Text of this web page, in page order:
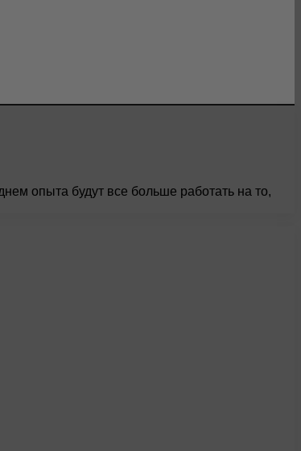
опыта будут все больше работать на то,